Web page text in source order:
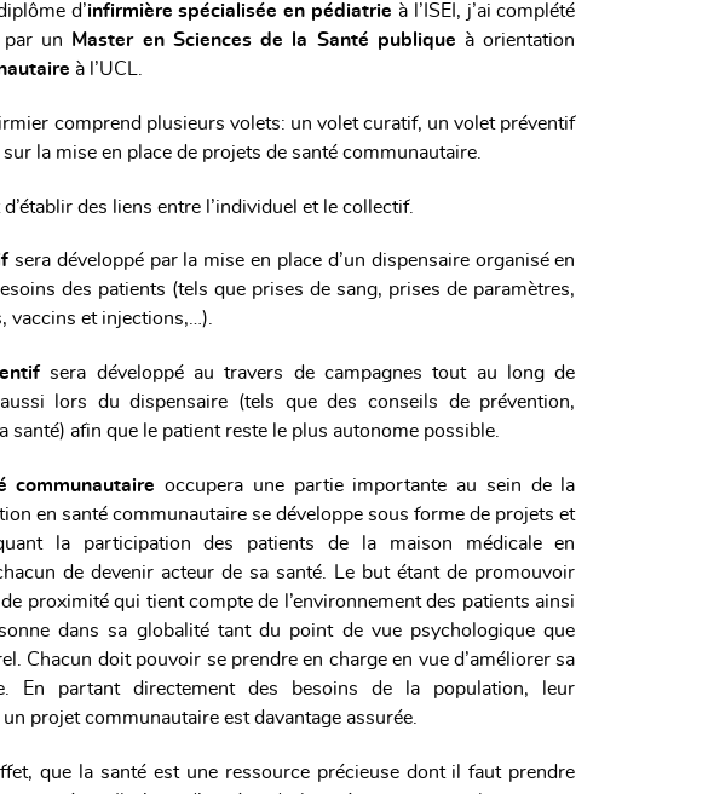
d’infirmière spécialisée en pédiatrie à l’ISEI, j’ai complété
un
Master en Sciences de la Santé publique à orientation
à l’UCL.
comprend plusieurs volets: un volet curatif, un volet préventif
la mise en place de projets de santé communautaire.
d’établir des liens entre l’individuel et le collectif.
sera développé par la mise en place d’un dispensaire organisé en
des patients (tels que prises de sang, prises de paramètres,
vaccins et injections,…).
sera développé au travers de campagnes tout au long de
aussi lors du dispensaire (tels que des conseils de prévention,
santé) afin que le patient reste le plus autonome possible.
communautaire occupera une partie importante au sein de la
en santé communautaire se développe sous forme de projets et
la participation des patients de la maison médicale en
de devenir acteur de sa santé. Le but étant de promouvoir
proximité qui tient compte de l’environnement des patients ainsi
dans sa globalité tant du point de vue psychologique que
Chacun doit pouvoir se prendre en charge en vue d’améliorer sa
En partant directement des besoins de la population, leur
projet communautaire est davantage assurée.
que la santé est une ressource précieuse dont il faut prendre